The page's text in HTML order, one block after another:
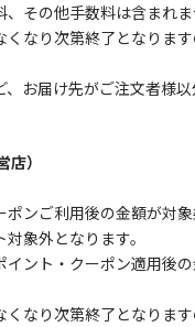
その他手数料は含まれま
なり次第終了となりま
お届け先がご注文者様以
）
ンご利用後の金額が対
象外となります。
ント・クーポン適用後
なり次第終了となりま